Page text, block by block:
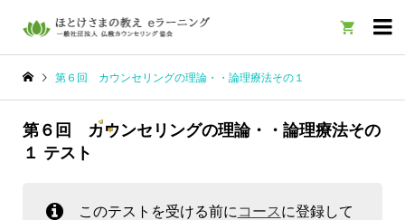

第６回 カウンセリングの理論・・論理療法その１
第６回 カウンセリングの理論・・論理療法その
１ テスト
このテストを受ける前に コース に登録して